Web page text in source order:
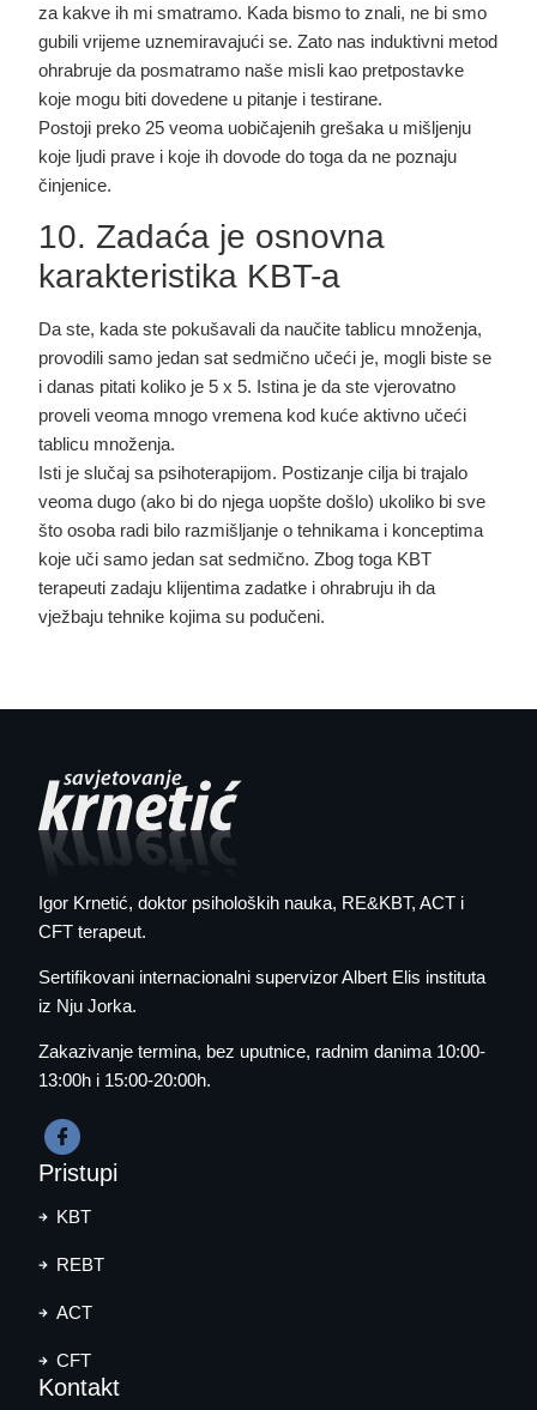
za kakve ih mi smatramo. Kada bismo to znali, ne bi smo
gubili vrijeme uznemiravajući se. Zato nas induktivni metod
ohrabruje da posmatramo naše misli kao pretpostavke
koje mogu biti dovedene u pitanje i testirane.
Postoji preko 25 veoma uobičajenih grešaka u mišljenju
koje ljudi prave i koje ih dovode do toga da ne poznaju
činjenice.
10. Zadaća je osnovna
karakteristika KBT-a
Da ste, kada ste pokušavali da naučite tablicu množenja,
provodili samo jedan sat sedmično učeći je, mogli biste se
i danas pitati koliko je 5 x 5. Istina je da ste vjerovatno
proveli veoma mnogo vremena kod kuće aktivno učeći
tablicu množenja.
Isti je slučaj sa psihoterapijom. Postizanje cilja bi trajalo
veoma dugo (ako bi do njega uopšte došlo) ukoliko bi sve
što osoba radi bilo razmišljanje o tehnikama i konceptima
koje uči samo jedan sat sedmično. Zbog toga KBT
terapeuti zadaju klijentima zadatke i ohrabruju ih da
vježbaju tehnike kojima su podučeni.
Igor Krnetić, doktor psiholoških nauka, RE&KBT, ACT i
CFT terapeut.
Sertifikovani internacionalni supervizor Albert Elis instituta
iz Nju Jorka.
Zakazivanje termina, bez uputnice, radnim danima 10:00-
13:00h i 15:00-20:00h.
Pristupi
KBT
REBT
ACT
CFT
Kontakt